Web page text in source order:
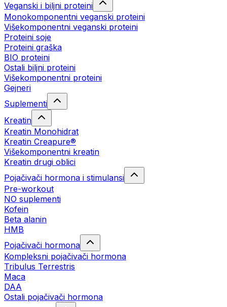
Veganski i biljni proteini
Monokomponentni veganski proteini
Višekomponentni veganski proteini
Proteini soje
Proteini graška
BIO proteini
Ostali biljni proteini
Višekomponentni proteini
Gejneri
Suplementi
Kreatin
Kreatin Monohidrat
Kreatin Creapure®
Višekomponentni kreatin
Kreatin drugi oblici
Pojačivači hormona i stimulansi
Pre-workout
NO suplementi
Kofein
Beta alanin
HMB
Pojačivači hormona
Kompleksni pojačivači hormona
Tribulus Terrestris
Maca
DAA
Ostali pojačivači hormona